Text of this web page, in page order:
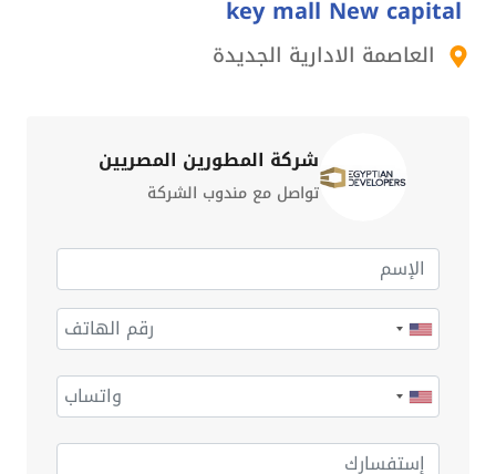
العاصمة الادارية الجديدة
شركة المطورين المصريين
تواصل مع مندوب الشركة